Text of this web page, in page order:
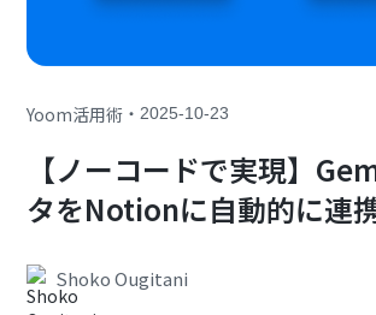
Yoom活用術 ・2025-10-23
【ノーコードで実現】
タをNotionに自動的に連
Shoko Ougitani